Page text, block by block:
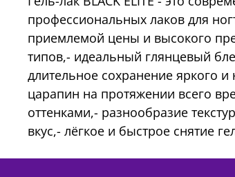
профессиональных лаков для
приемлемой цены и высокого
типов,- идеальный глянцевый
длительное сохранение яркого
царапин на протяжении всего
оттенками,- разнообразие
вкус,- лёгкое и быстрое снятие